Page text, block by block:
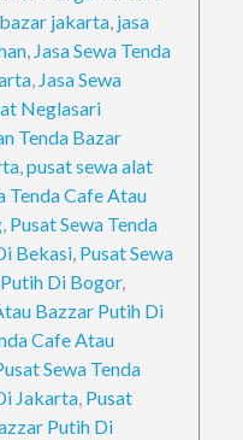
jakarta, jasa
, Jasa Sewa Tenda
, Jasa Sewa
Neglasari
Tenda Bazar
,pusat sewa alat
Tenda Cafe Atau
, Pusat Sewa Tenda
Bekasi, Pusat Sewa
Di Bogor,
Bazzar Putih Di
Cafe Atau
Sewa Tenda
Jakarta, Pusat
Putih Di